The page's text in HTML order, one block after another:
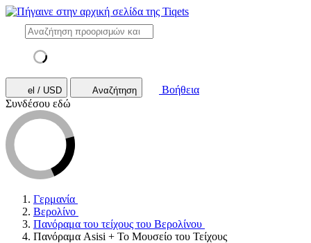
el / USD Αναζήτηση
Βοήθεια
Συνδέσου εδώ
Γερμανία
Βερολίνο
Πανόραμα του τείχους του Βερολίνου
Πανόραμα Asisi + Το Μουσείο του Τείχους